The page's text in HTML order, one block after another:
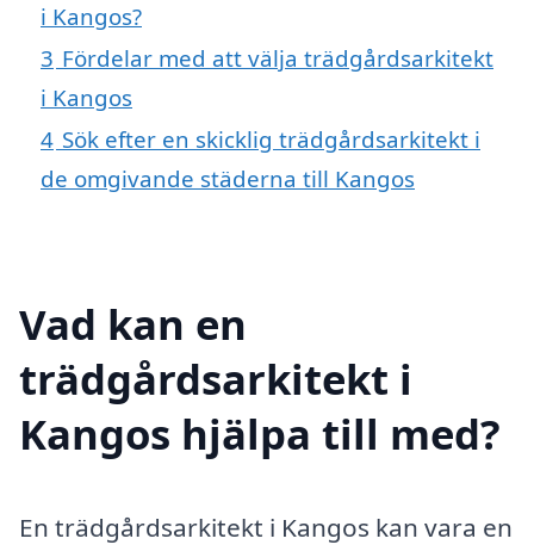
i Kangos?
3 Fördelar med att välja trädgårdsarkitekt
i Kangos
4 Sök efter en skicklig trädgårdsarkitekt i
de omgivande städerna till Kangos
Vad kan en
trädgårdsarkitekt i
Kangos hjälpa till med?
En trädgårdsarkitekt i Kangos kan vara en